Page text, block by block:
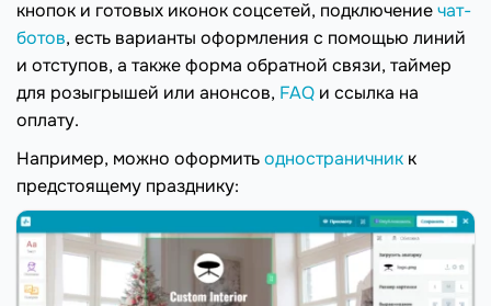
кнопок и готовых иконок соцсетей, подключениечат-
ботов, есть варианты оформления с помощью линий
и отступов, а также форма обратной связи, таймер
для розыгрышей или анонсов, FAQ и ссылка на
оплату.
Например, можно оформитьодностраничник к
предстоящему празднику: